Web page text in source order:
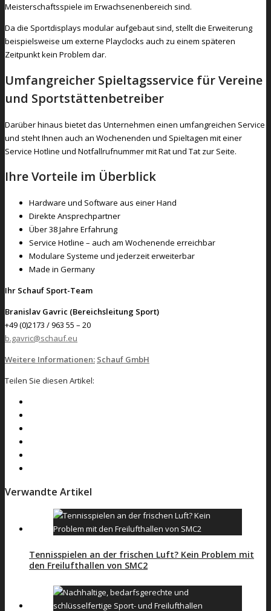
Meisterschaftsspiele im Erwachsenenbereich sind.
Da die Sportdisplays modular aufgebaut sind, stellt die Erweiterung
beispielsweise um externe Playclocks auch zu einem späteren
Zeitpunkt kein Problem dar.
Umfangreicher Spieltagsservice für Vereine
und Sportstättenbetreiber
Darüber hinaus bietet das Unternehmen einen umfangreichen Service
und steht Ihnen auch an Wochenenden und Spieltagen mit einer
Service Hotline und Notfallrufnummer mit Rat und Tat zur Seite.
Ihre Vorteile im Überblick
Hardware und Software aus einer Hand
Direkte Ansprechpartner
Über 38 Jahre Erfahrung
Service Hotline – auch am Wochenende erreichbar
Modulare Systeme und jederzeit erweiterbar
Made in Germany
Ihr Schauf Sport-Team
Branislav Gavric (Bereichsleitung Sport)
+49 (0)2173 / 963 55 – 20
b.gavric@schauf.eu
Weitere Informationen: Schauf GmbH
Teilen Sie diesen Artikel:
Verwandte Artikel
Tennisspielen an der frischen Luft? Kein Problem mit
den Freilufthallen von SMC2